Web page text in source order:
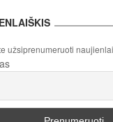
užsiprenumeruoti